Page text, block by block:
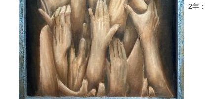
2年：